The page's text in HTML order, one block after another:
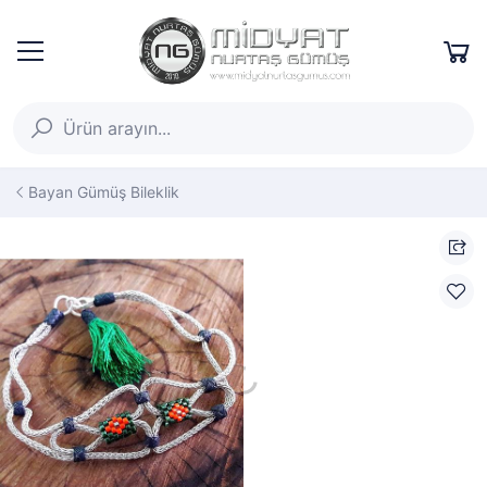
Bayan Gümüş Bileklik